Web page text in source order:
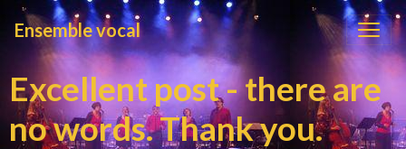
Ensemble vocal
Excellent post - there are
no words. Thank you.